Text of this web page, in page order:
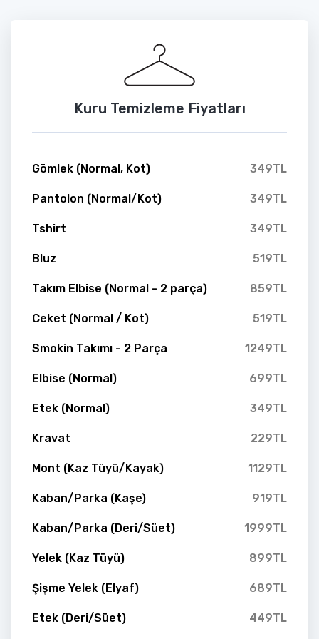
Kuru Temizleme Fiyatları
Gömlek (Normal, Kot) 349TL
Pantolon (Normal/Kot) 349TL
Tshirt 349TL
Bluz 519TL
Takım Elbise (Normal - 2 parça) 859TL
Ceket (Normal / Kot) 519TL
Smokin Takımı - 2 Parça 1249TL
Elbise (Normal) 699TL
Etek (Normal) 349TL
Kravat 229TL
Mont (Kaz Tüyü/Kayak) 1129TL
Kaban/Parka (Kaşe) 919TL
Kaban/Parka (Deri/Süet) 1999TL
Yelek (Kaz Tüyü) 899TL
Şişme Yelek (Elyaf) 689TL
Etek (Deri/Süet) 449TL